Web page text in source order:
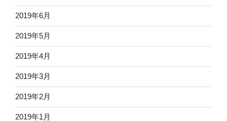
2019年6月
2019年5月
2019年4月
2019年3月
2019年2月
2019年1月